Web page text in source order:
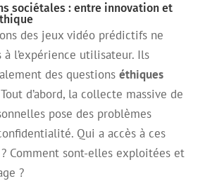
sociétales : entre innovation et
des jeux vidéo prédictifs ne
à l’expérience utilisateur. Ils
des questions éthiques
d’abord, la collecte massive de
pose des problèmes
Qui a accès à ces
Comment sont-elles exploitées et
?